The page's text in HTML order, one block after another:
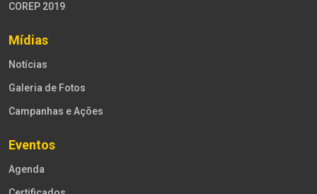
COREP 2019
Mídias
Notícias
Galeria de Fotos
Campanhas e Ações
Eventos
Agenda